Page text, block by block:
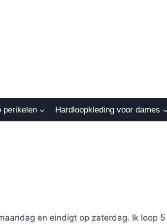
perikelen Hardloopkleding voor dames
en eindigt op zaterdag. Ik loop 5